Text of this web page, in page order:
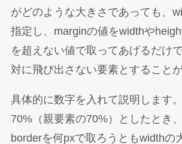
がどのような大きさであっても、
指定し、marginの値をwidthや
を超えない値で取ってあげるだけ
対に飛び出さない要素とすることが
具体的に数字を入れて説明します
70%（親要素の70%）としたとき
borderを何pxで取ろうともwidthの